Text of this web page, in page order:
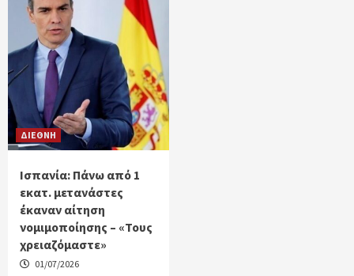
ΔΙΕΘΝΗ
Ισπανία: Πάνω από 1
εκατ. μετανάστες
έκαναν αίτηση
νομιμοποίησης – «Τους
χρειαζόμαστε»
01/07/2026